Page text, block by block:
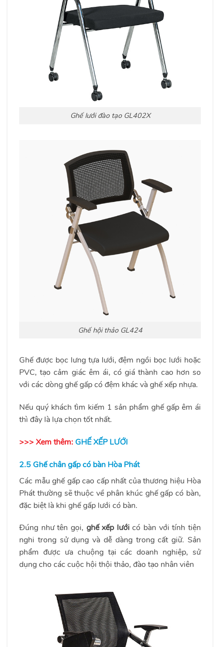
Ghế lưới đào tạo GL402X
Ghế hội thảo GL424
Ghế được bọc lưng tựa lưới, đệm ngồi bọc lưới hoặc
PVC, tạo cảm giác êm ái, có giá thành cao hơn so
với các dòng ghế gấp có đệm khác và ghế xếp nhựa.
Nếu quý khách tìm kiếm 1 sản phẩm ghế gấp êm ái
thì đây là lựa chọn tốt nhất.
>>> Xem thêm: GHẾ XẾP LƯỚI
2.5 Ghế chân gấp có bàn Hòa Phát
Các mẫu ghế gấp cao cấp nhất của thương hiệu Hòa
Phát thường sẽ thuộc về phân khúc ghế gấp có bàn,
đặc biệt là khi ghế gấp lưới có bàn.
Đúng như tên gọi, ghế xếp lướicó bàn với tính tiện
nghi trong sử dụng và dễ dàng trong cất giữ. Sản
phẩm được ưa chuộng tại các doanh nghiệp, sử
dụng cho các cuộc hội thội thảo, đào tạo nhân viên